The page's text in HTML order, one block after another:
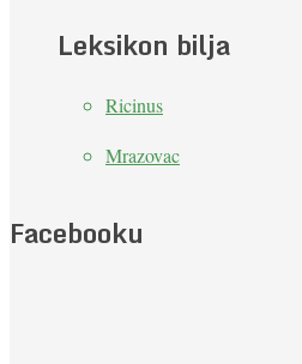
Leksikon bilja
Ricinus
Mrazovac
Facebooku